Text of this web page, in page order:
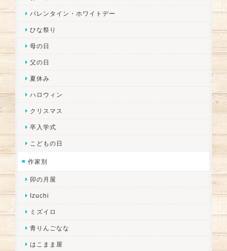
バレンタイン・ホワイトデー
ひな祭り
母の日
父の日
夏休み
ハロウィン
クリスマス
卒入学式
こどもの日
作家別
卯の月屋
Izuchi
ミズイロ
青りんごなな
はこまま屋